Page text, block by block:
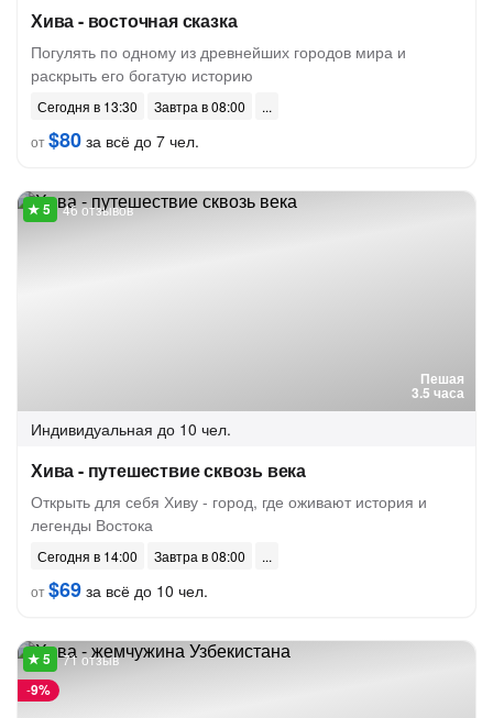
Хива - восточная сказка
Погулять по одному из древнейших городов мира и
раскрыть его богатую историю
Сегодня в 13:30
Завтра в 08:00
от$80 за всё до 7 чел.
Пешая
3.5 часа
46 отзывов
Индивидуальная до 10 чел.
Хива - путешествие сквозь века
Открыть для себя Хиву - город, где оживают история и
легенды Востока
Сегодня в 14:00
Завтра в 08:00
от$69 за всё до 10 чел.
-9%
71 отзыв